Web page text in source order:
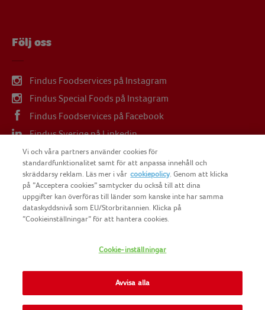
Följ oss
Findus Foodservices på Instagram
Findus Special Foods på Instagram
Findus Foodservices på Facebook
Findus Sverige på Linkedin
Findus Sverige på Youtube
COPYRIGHT FINDUS SVERIGE AB 2025
FINDUS
NOMAD FOODS
Vi och våra partners använder cookies för
standardfunktionalitet samt för att anpassa innehåll och
skräddarsy reklam. Läs mer i vår cookiepolicy. Genom att klicka
på ”Acceptera cookies” samtycker du också till att dina
uppgifter kan överföras till länder som kanske inte har samma
dataskyddsnivå som EU/Storbritannien. Klicka på
”Cookieinställningar” för att hantera cookies.
Cookie-inställningar
Avvisa alla